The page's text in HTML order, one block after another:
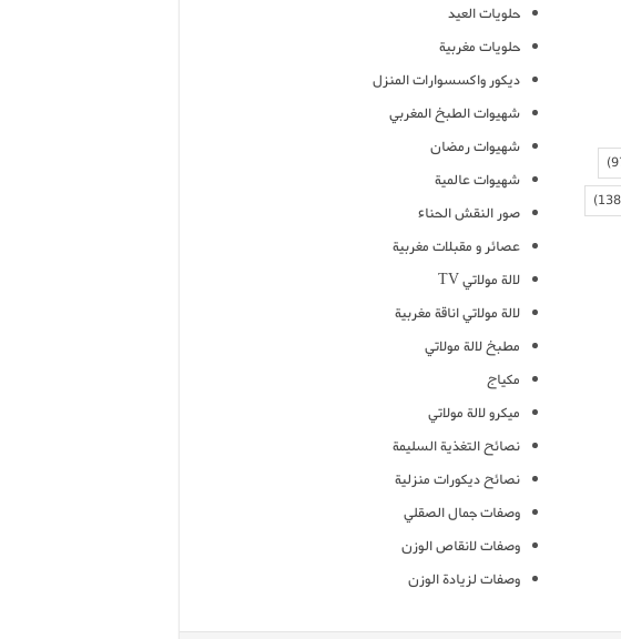
حلويات العيد
حلويات مغربية
ديكور واكسسوارات المنزل
شهيوات الطبخ المغربي
شهيوات رمضان
شهيوات عالمية
صور النقش الحناء
عصائر و مقبلات مغربية
لالة مولاتي TV
لالة مولاتي اناقة مغربية
مطبخ لالة مولاتي
مكياج
ميكرو لالة مولاتي
نصائح التغذية السليمة
نصائح ديكورات منزلية
وصفات جمال الصقلي
وصفات لانقاص الوزن
وصفات لزيادة الوزن